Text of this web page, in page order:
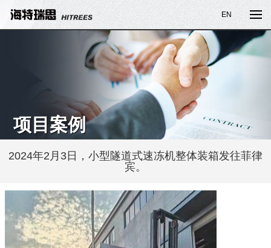
EN
项目案例
2024年2月3日，小型隧道式速冻机整体装箱发往菲律
宾。